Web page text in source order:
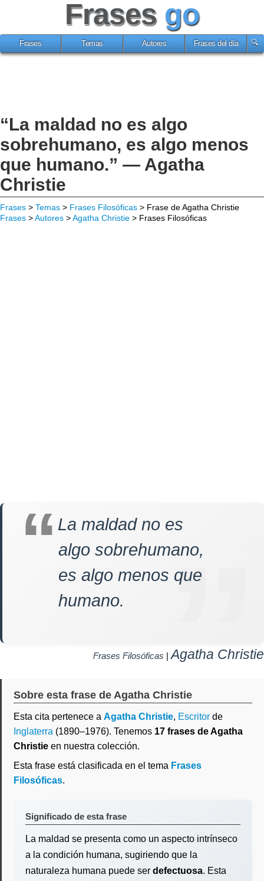
Frases go
Frases Temas Autores Frases del día
“La maldad no es algo
sobrehumano, es algo menos
que humano.” — Agatha
Christie
Frases > Temas > Frases Filosóficas > Frase de Agatha Christie
Frases >Autores >Agatha Christie > Frases Filosóficas
La maldad no es
algo sobrehumano,
es algo menos que
humano.
Frases Filosóficas |Agatha Christie
Sobre esta frase de Agatha Christie
Esta cita pertenece a Agatha Christie, Escritor de
Inglaterra (1890–1976). Tenemos 17 frases de Agatha
Christie en nuestra colección.
Esta frase está clasificada en el tema Frases
Filosóficas.
Significado de esta frase
La maldad se presenta como un aspecto intrínseco
a la condición humana, sugiriendo que la
naturaleza humana puede ser defectuosa. Esta